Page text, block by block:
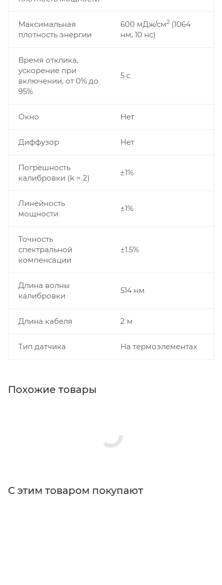
Максимальная
плотность энергии
600 мДж/см2 (1064
нм, 10 нс)
Время отклика,
ускорение при
включении, от 0% до
95%
5 с
Окно Нет
Диффузор Нет
Погрешность
калибровки (k = 2)
±1%
Линейность
мощности
±1%
Точность
спектральной
компенсации
±1.5%
Длина волны
калибровки
514 нм
Длина кабеля 2 м
Тип датчика На термоэлементах
Похожие товары
С этим товаром покупают